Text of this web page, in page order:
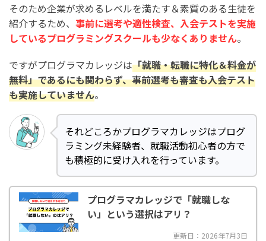
そのため企業が求めるレベルを満たす＆素質のある生徒を
紹介するため、 事前に選考や適性検査、入会テストを実施
しているプログラミングスクールも少なくありません。
ですがプログラマカレッジは「就職・転職に特化＆料金が
無料」であるにも関わらず、事前選考も審査も入会テスト
も実施していません。
それどころかプログラマカレッジはプログ
ラミング未経験者、就職活動初心者の方で
も積極的に受け入れを行っています。
プログラマカレッジで「就職しな
い」という選択はアリ？
更新日：2026年7月3日